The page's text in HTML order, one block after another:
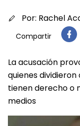
Por: Rachel
Compartir
La acusación
quienes
tienen derecho o
medios